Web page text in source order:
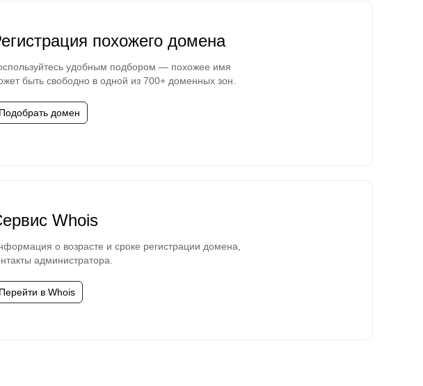
похожего домена
удобным подбором — похожее имя
быть свободно в одной из 700+ доменных зон.
Подобрать домен
Whois
о возрасте и сроке регистрации домена,
администратора.
Перейти в Whois